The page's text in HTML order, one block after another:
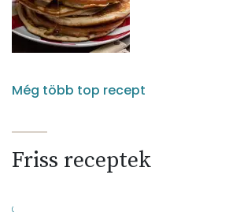
Még több top recept
Friss receptek